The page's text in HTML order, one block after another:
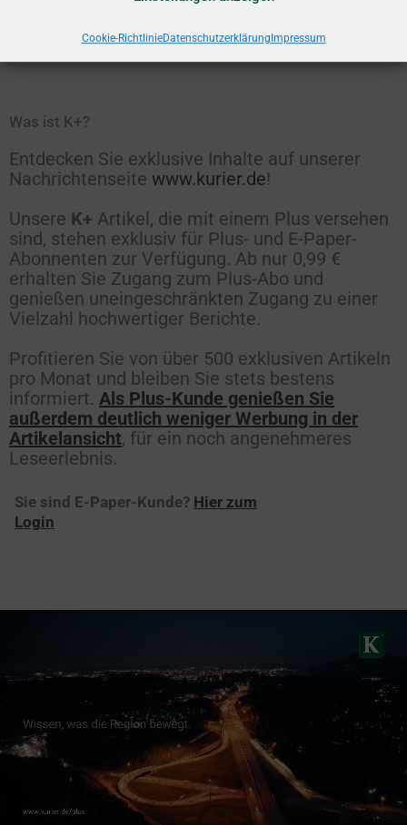
Cookie-RichtlinieDatenschutzerklärungImpressum
Was ist K+?
Entdecken Sie exklusive Inhalte auf unserer
Nachrichtenseite www.kurier.de!
Unsere K+ Artikel, die mit einem Plus versehen
sind, stehen exklusiv für Plus- und E-Paper-
Abonnenten zur Verfügung. Ab nur 0,99 €
erhalten Sie Zugang zum Plus-Abo und
genießen uneingeschränkten Zugang zu einer
Vielzahl hochwertiger Berichte.
Profitieren Sie von über 500 exklusiven Artikeln
pro Monat und bleiben Sie stets bestens
informiert. Als Plus-Kunde genießen Sie
außerdem deutlich weniger Werbung in der
Artikelansicht, für ein noch angenehmeres
Leseerlebnis.
Sie sind E-Paper-Kunde? Hier zum
Login